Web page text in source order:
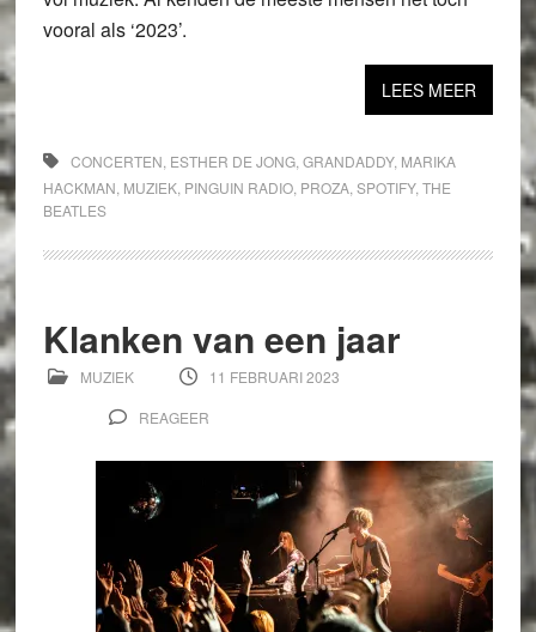
vooral als ‘2023’.
LEES MEER
CONCERTEN ESTHER DE JONG, GRANDADDY, MARIKA
HACKMAN MUZIEK, PINGUIN RADIO, PROZA, SPOTIFY, THE
BEATLES
Klanken van een jaar
MUZIEK
11 FEBRUARI 2023
REAGEER